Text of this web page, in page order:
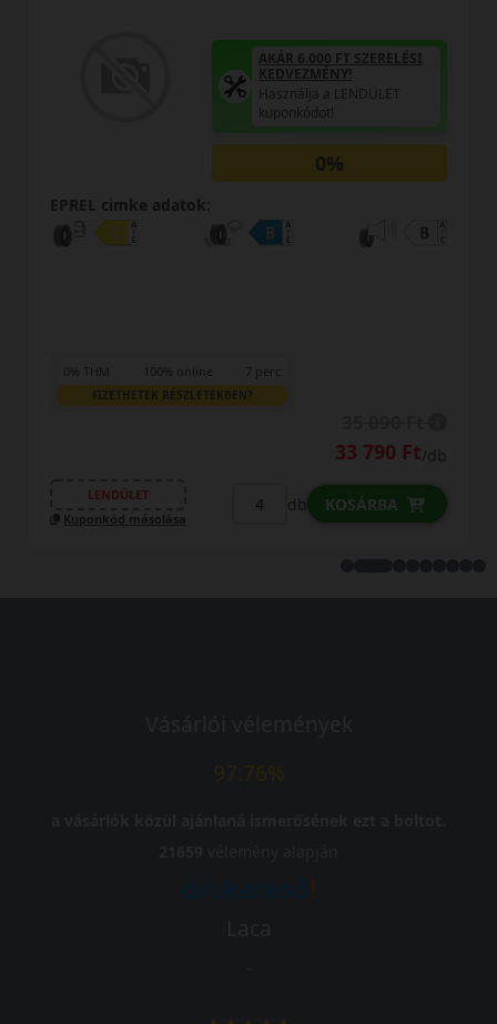
AKÁR 6.000 FT SZERELÉSI
KEDVEZMÉNY!
Használja a LENDÜLET
kuponkódot!
0%
EPREL cimke adatok:
0% THM 100% online 7 perc
FIZETHETEK RÉSZLETEKBEN?
33 790 Ft/db
LENDÜLET
Kuponkód másolása
db KOSÁRBA